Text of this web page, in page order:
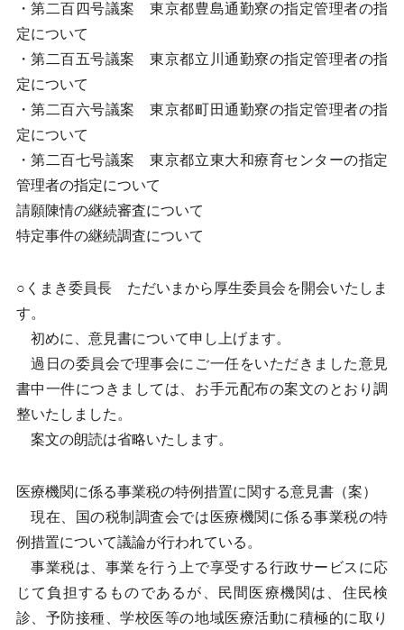
・第二百四号議案 東京都豊島通勤寮の指定管理者の指
定について
・第二百五号議案 東京都立川通勤寮の指定管理者の指
定について
・第二百六号議案 東京都町田通勤寮の指定管理者の指
定について
・第二百七号議案 東京都立東大和療育センターの指定
管理者の指定について
請願陳情の継続審査について
特定事件の継続調査について
○くまき委員長 ただいまから厚生委員会を開会いたしま
す。
初めに、意見書について申し上げます。
過日の委員会で理事会にご一任をいただきました意見
書中一件につきましては、お手元配布の案文のとおり調
整いたしました。
案文の朗読は省略いたします。
医療機関に係る事業税の特例措置に関する意見書（案）
現在、国の税制調査会では医療機関に係る事業税の特
例措置について議論が行われている。
事業税は、事業を行う上で享受する行政サービスに応
じて負担するものであるが、民間医療機関は、住民検
診、予防接種、学校医等の地域医療活動に積極的に取り